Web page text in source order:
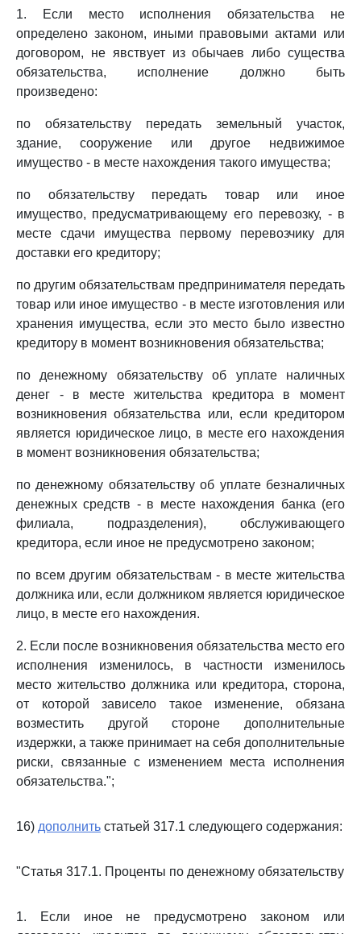
1. Если место исполнения обязательства не
определено законом, иными правовыми актами или
договором, не явствует из обычаев либо существа
обязательства, исполнение должно быть
произведено:
по обязательству передать земельный участок,
здание, сооружение или другое недвижимое
имущество - в месте нахождения такого имущества;
по обязательству передать товар или иное
имущество, предусматривающему его перевозку, - в
месте сдачи имущества первому перевозчику для
доставки его кредитору;
по другим обязательствам предпринимателя передать
товар или иное имущество - в месте изготовления или
хранения имущества, если это место было известно
кредитору в момент возникновения обязательства;
по денежному обязательству об уплате наличных
денег - в месте жительства кредитора в момент
возникновения обязательства или, если кредитором
является юридическое лицо, в месте его нахождения
в момент возникновения обязательства;
по денежному обязательству об уплате безналичных
денежных средств - в месте нахождения банка (его
филиала, подразделения), обслуживающего
кредитора, если иное не предусмотрено законом;
по всем другим обязательствам - в месте жительства
должника или, если должником является юридическое
лицо, в месте его нахождения.
2. Если после возникновения обязательства место его
исполнения изменилось, в частности изменилось
место жительство должника или кредитора, сторона,
от которой зависело такое изменение, обязана
возместить другой стороне дополнительные
издержки, а также принимает на себя дополнительные
риски, связанные с изменением места исполнения
обязательства.";
16) дополнить статьей 317.1 следующего содержания:
"Статья 317.1. Проценты по денежному обязательству
1. Если иное не предусмотрено законом или